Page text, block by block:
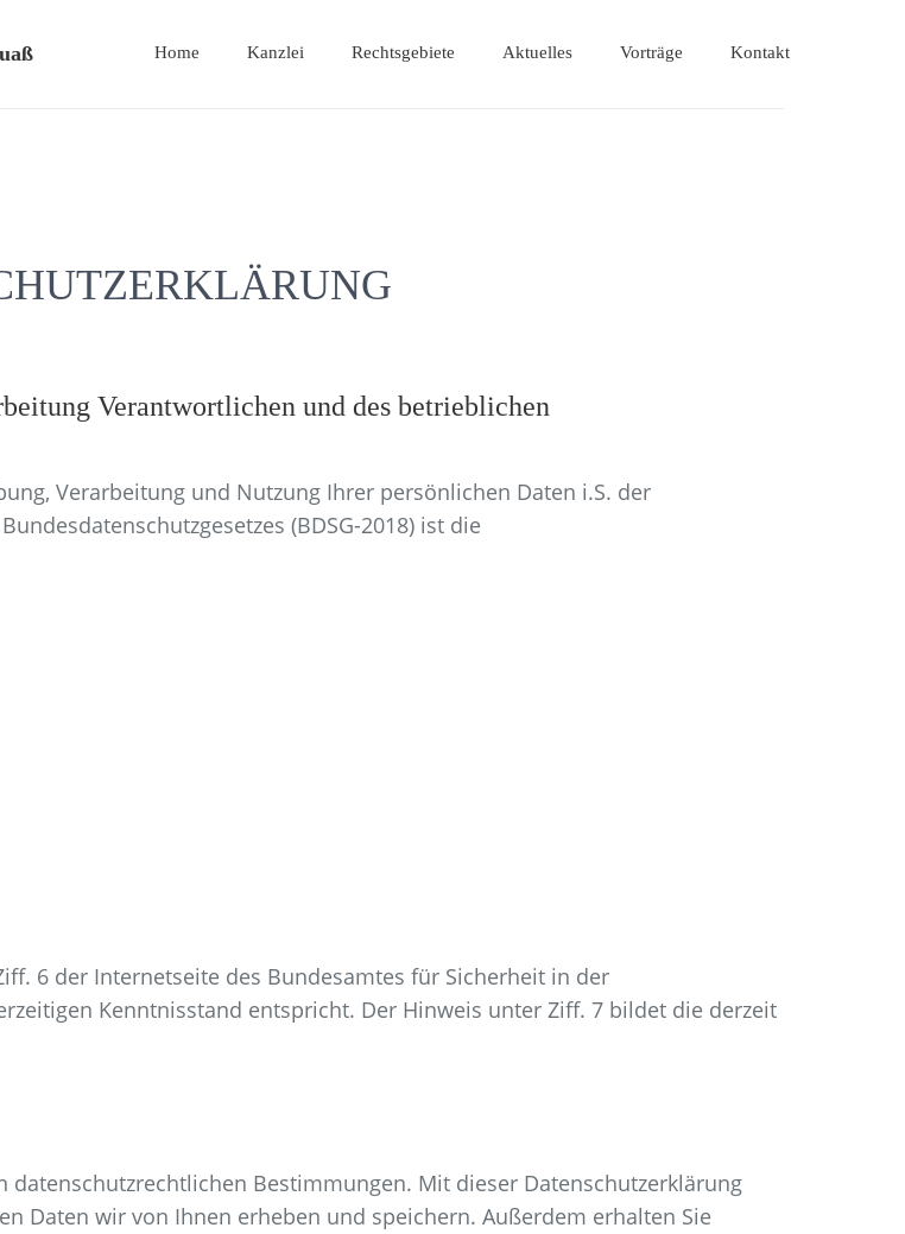
Home Kanzlei Rechtsgebiete Aktuelles Vorträge Kontakt
Verantwortlichen und des betrieblichen
Verarbeitung und Nutzung Ihrer persönlichen Daten i.S. der
(BDSG-2018) ist die
6 der Internetseite des Bundesamtes für Sicherheit in der
Kenntnisstand entspricht. Der Hinweis unter Ziff. 7 bildet die derzeit
Bestimmungen. Mit dieser Datenschutzerklärung
Daten wir von Ihnen erheben und speichern. Außerdem erhalten Sie